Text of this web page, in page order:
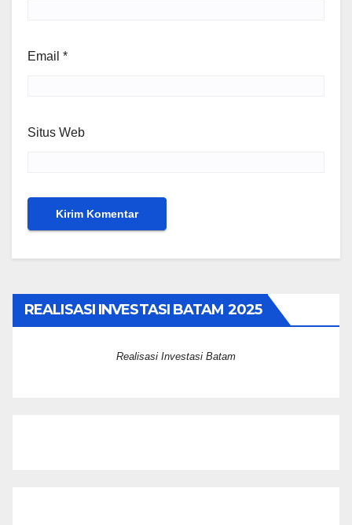
Email *
Situs Web
REALISASI INVESTASI BATAM 2025
Realisasi Investasi Batam